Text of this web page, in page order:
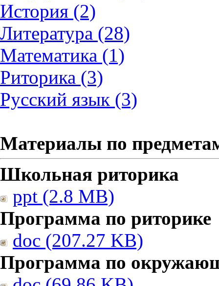
История (2)
Литература (28)
Математика (1)
Риторика (3)
Русский язык (3)
Материалы по
Школьная риторика
ppt (2.8 MB)
Программа по риторике
doc (207.27 KB)
Программа по